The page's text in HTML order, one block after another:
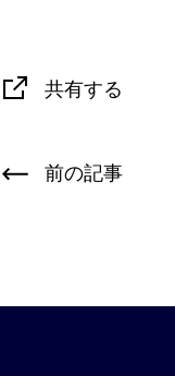
共有する
前の記事